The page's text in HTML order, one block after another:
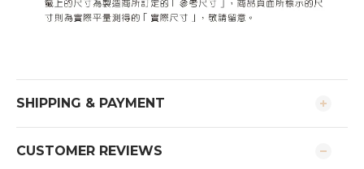
SHIPPING & PAYMENT
CUSTOMER REVIEWS